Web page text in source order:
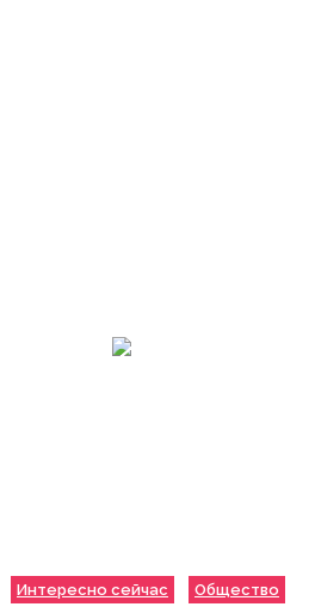
Интересно сейчас Общество